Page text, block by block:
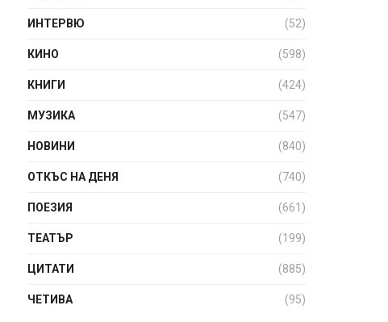
ИНТЕРВЮ (52)
КИНО (598)
КНИГИ (424)
МУЗИКА (547)
НОВИНИ (840)
ОТКЪС НА ДЕНЯ (740)
ПОЕЗИЯ (661)
ТЕАТЪР (199)
ЦИТАТИ (885)
ЧЕТИВА (95)